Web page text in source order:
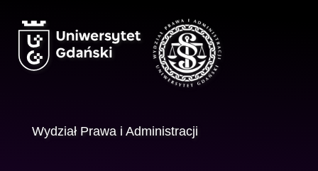
Wydział Prawa i Administracji